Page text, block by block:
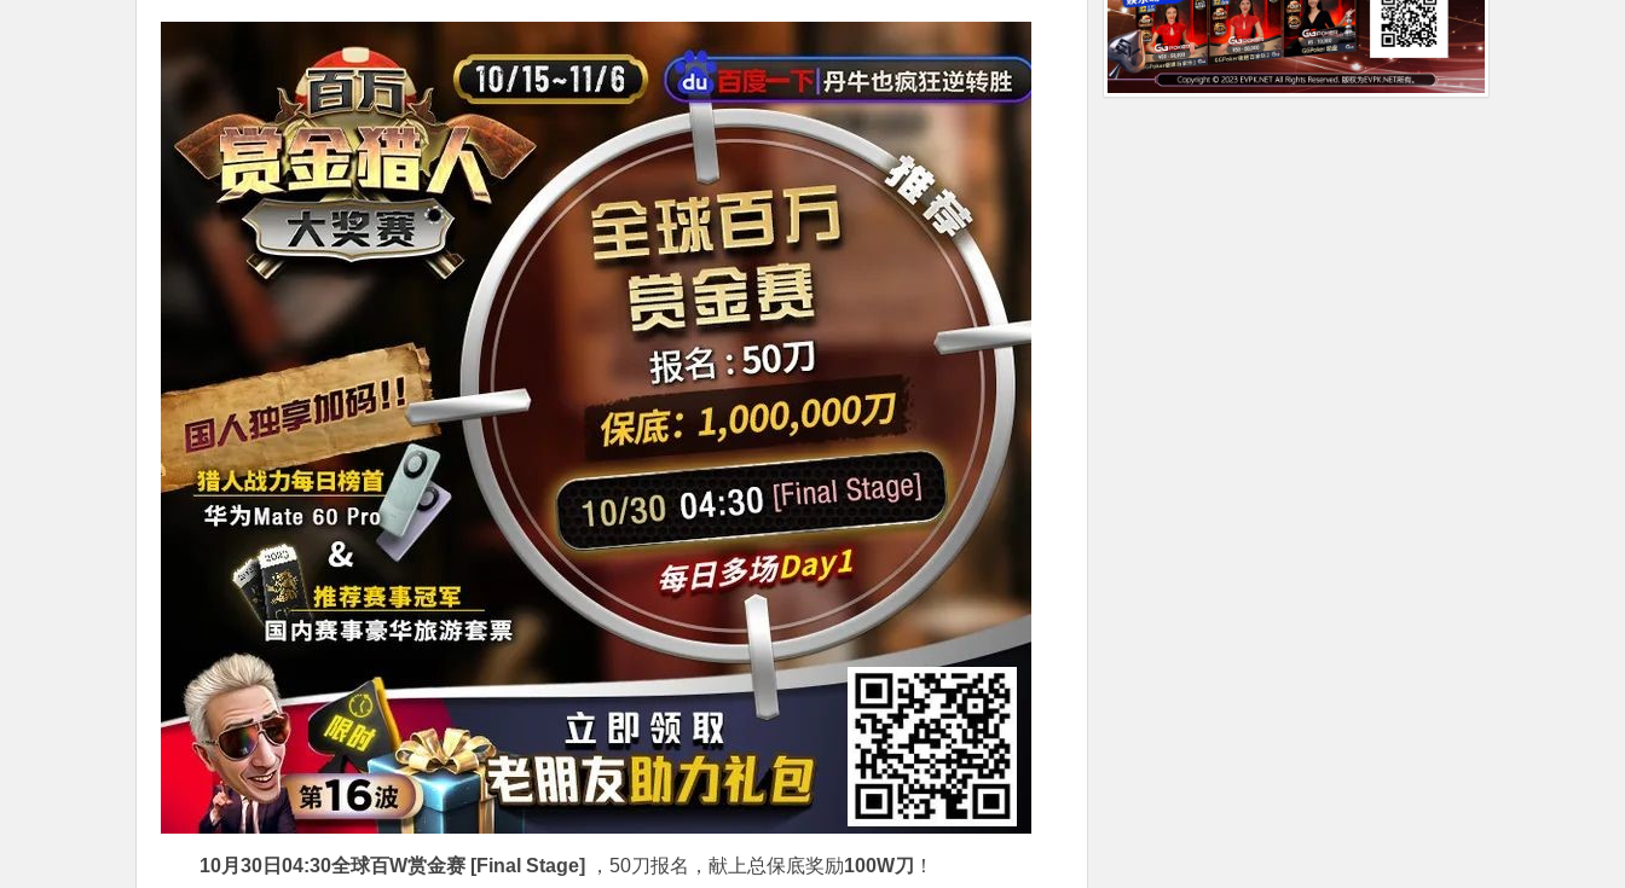
10月30日04:30全球百W赏金赛 [Final Stage] ，50刀报名，献上总保底奖励100W刀 ！